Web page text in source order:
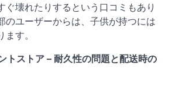
ぐ壊れたりするという口コミもあり
のユーザーからは、子供が持つには
す。
トストア – 耐久性の問題と配送時の